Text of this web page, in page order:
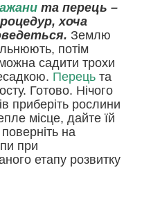
та перець –
хоча
Землю
потім
садити трохи
Перець та
Готово. Нічого
приберіть рослини
місце, дайте їй
на
при
етапу розвитку